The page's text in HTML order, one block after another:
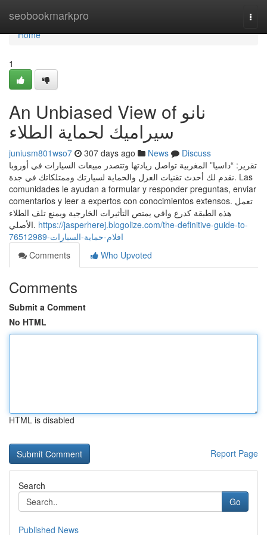
seobookmarkpro
Home
Home
1
An Unbiased View of نانو
سيراميك لحماية الطلاء
juniusm801wso7 307 days ago News
Discuss
تقرير: “داسيا” المغربية تواصل ريادتها وتتصدر مبيعات السيارات في أوروبا
نقدم لك أحدث تقنيات العزل والحماية لسيارتك وممتلكاتك في جدة. Las
comunidades le ayudan a formular y responder preguntas, enviar
comentarios y leer a expertos con conocimientos extensos. تعمل
هذه الطبقة كدرع واقي يمتص التأثيرات الخارجية ويمنع تلف الطلاء
الأصلي. https://jasperherej.blogolize.com/the-definitive-guide-to-
افلام-حماية-السيارات-76512989
Comments
Who Upvoted
Comments
Submit a Comment
No HTML
HTML is disabled
Report Page
Search
Go
Published News